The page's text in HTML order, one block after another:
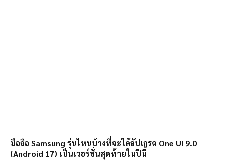
มือถือ Samsung รุ่นไหนบ้างที่จะได้อัปเกรด One UI 9.0
(Android 17) เป็นเวอร์ชั่นสุดท้ายในปีนี้